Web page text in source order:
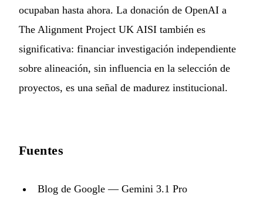
ocupaban hasta ahora. La donación de OpenAI a
The Alignment Project UK AISI también es
significativa: financiar investigación independiente
sobre alineación, sin influencia en la selección de
proyectos, es una señal de madurez institucional.
Fuentes
Blog de Google — Gemini 3.1 Pro